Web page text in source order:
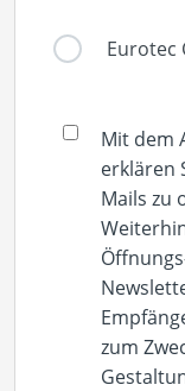
Eurotec
Mit dem
erklären
Mails zu
zum